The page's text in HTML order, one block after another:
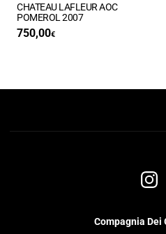
CHATEAU LAFLEUR AOC
POMEROL 2007
750,00€
Compagnia Dei